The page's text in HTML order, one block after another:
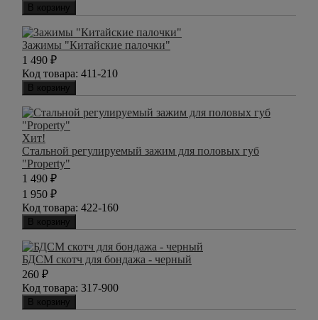
В корзину
Зажимы "Китайские палочки"
1 490 ₽
Код товара: 411-210
В корзину
Хит!
Стальной регулируемый зажим для половых губ
"Property"
1 490 ₽
1 950 ₽
Код товара: 422-160
В корзину
БДСМ скотч для бондажа - черный
260 ₽
Код товара: 317-900
В корзину